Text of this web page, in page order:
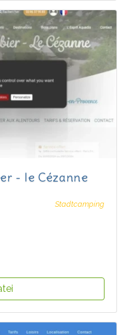
- le Cézanne
Stadtcamping